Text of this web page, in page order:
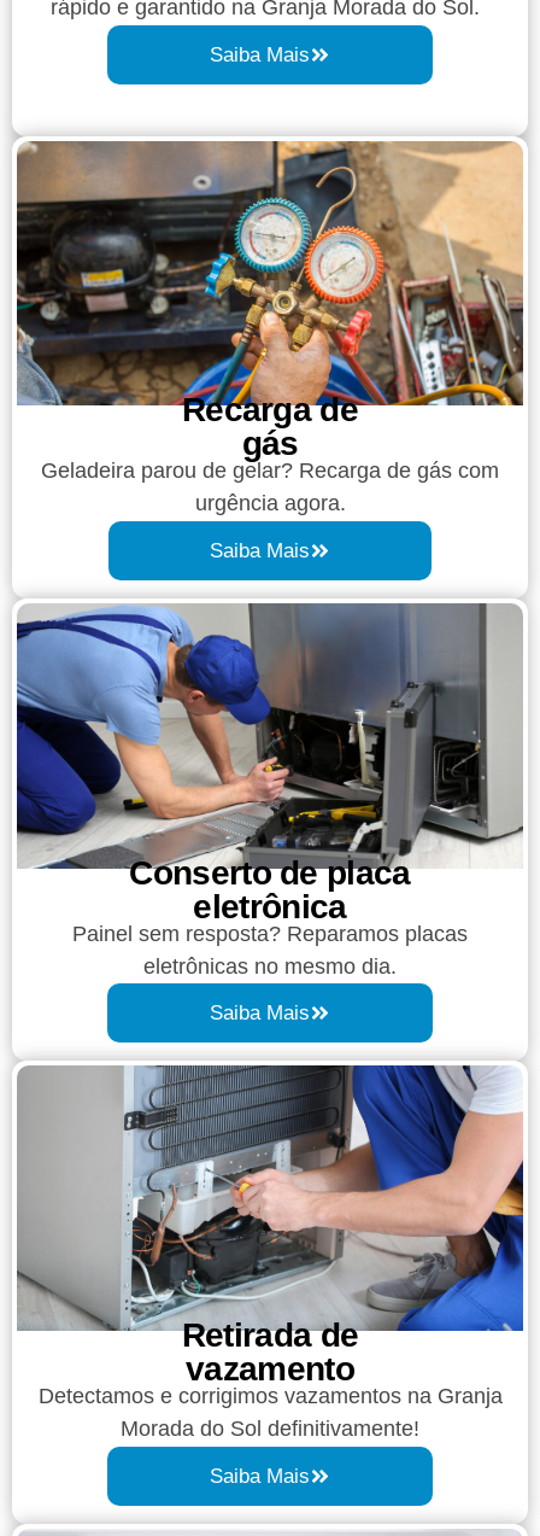
rápido e garantido na Granja Morada do Sol.
Saiba Mais
Recarga de
gás
Geladeira parou de gelar? Recarga de gás com
urgência agora.
Saiba Mais
Conserto de placa
eletrônica
Painel sem resposta? Reparamos placas
eletrônicas no mesmo dia.
Saiba Mais
Retirada de
vazamento​​
Detectamos e corrigimos vazamentos na Granja
Morada do Sol definitivamente!
Saiba Mais